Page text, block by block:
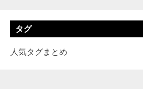
タグ
人気タグまとめ